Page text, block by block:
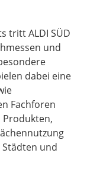
tritt ALDI SÜD
und
dabei eine
Fachforen
Produkten,
und